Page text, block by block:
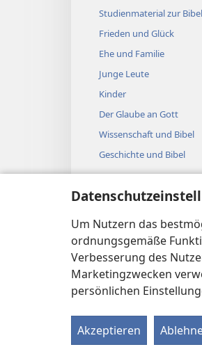
Um Nutzern das
ordnungsgemäße
Verbesserung des
Marketingzwecken
persönlichen
Akzeptieren
Studienmaterial zur Bibel
Frieden und Glück
Ehe und Familie
Junge Leute
Kinder
Der Glaube an Gott
Wissenschaft und Bibel
Geschichte und Bibel
Copyright© 2026